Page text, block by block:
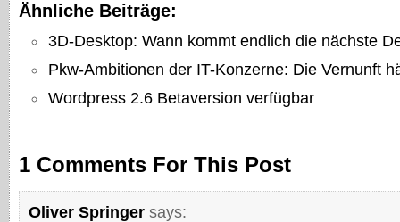
Ähnliche Beiträge:
3D-Desktop: Wann kommt endlich die nächste
Pkw-Ambitionen der IT-Konzerne: Die Vernunft
Wordpress 2.6 Betaversion verfügbar
1 Comments For This Post
Oliver Springer says: